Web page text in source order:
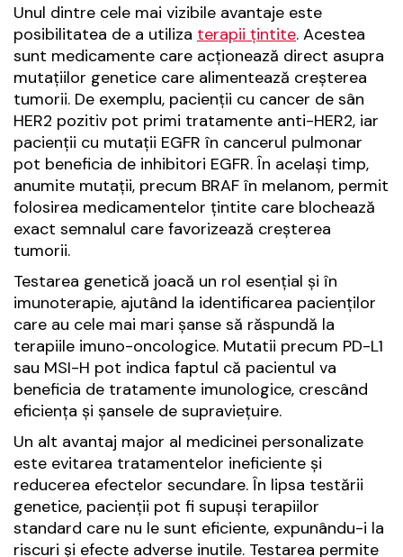
Unul dintre cele mai vizibile avantaje este
posibilitatea de a utiliza terapii țintite. Acestea
sunt medicamente care acționează direct asupra
mutațiilor genetice care alimentează creșterea
tumorii. De exemplu, pacienții cu cancer de sân
HER2 pozitiv pot primi tratamente anti-HER2, iar
pacienții cu mutații EGFR în cancerul pulmonar
pot beneficia de inhibitori EGFR. În același timp,
anumite mutații, precum BRAF în melanom, permit
folosirea medicamentelor țintite care blochează
exact semnalul care favorizează creșterea
tumorii.
Testarea genetică joacă un rol esențial și în
imunoterapie, ajutând la identificarea pacienților
care au cele mai mari șanse să răspundă la
terapiile imuno-oncologice. Mutatii precum PD-L1
sau MSI-H pot indica faptul că pacientul va
beneficia de tratamente imunologice, crescând
eficiența și șansele de supraviețuire.
Un alt avantaj major al medicinei personalizate
este evitarea tratamentelor ineficiente și
reducerea efectelor secundare. În lipsa testării
genetice, pacienții pot fi supuși terapiilor
standard care nu le sunt eficiente, expunându-i la
riscuri și efecte adverse inutile. Testarea permite